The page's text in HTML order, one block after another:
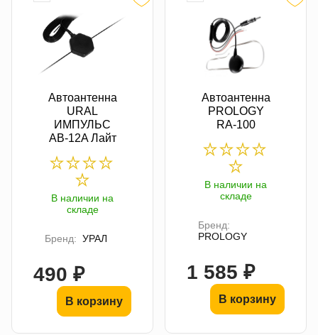
Автоантенна
URAL
ИМПУЛЬС
AB-12A Лайт
В наличии на
складе
Бренд: УРАЛ
490 ₽
В корзину
Автоантенна
PROLOGY
RA-100
В наличии на
складе
Бренд:
PROLOGY
1 585 ₽
В корзину